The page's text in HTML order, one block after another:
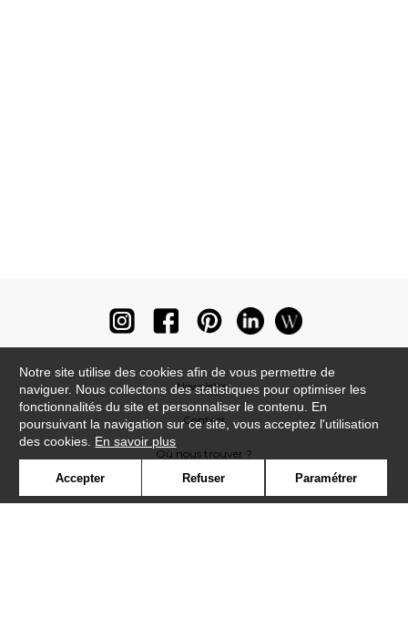
Newsletter
Contact
Où nous trouver ?
Notre site utilise des cookies afin de vous permettre de
naviguer. Nous collectons des statistiques pour optimiser les
fonctionnalités du site et personnaliser le contenu. En
poursuivant la navigation sur ce site, vous acceptez l'utilisation
des cookies. En savoir plus
Accepter Refuser Paramétrer